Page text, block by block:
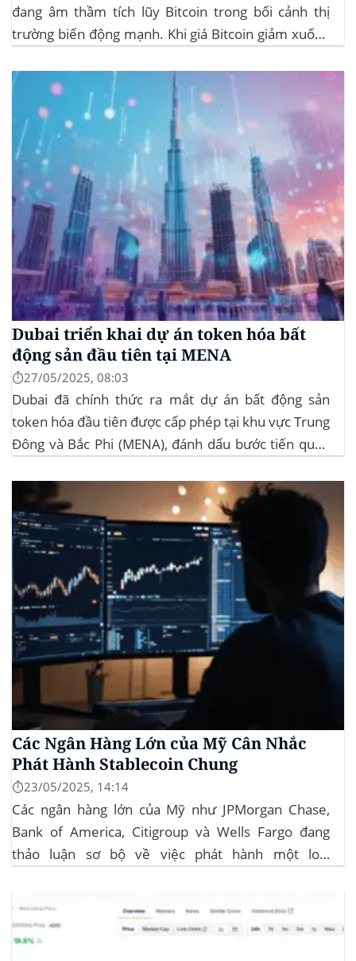
đang âm thầm tích lũy Bitcoin trong bối cảnh thị
trường biến động mạnh. Khi giá Bitcoin giảm xuống
khiến hơn 185 triệu USD vị thế mua bị xóa...
Dubai triển khai dự án token hóa bất
động sản đầu tiên tại MENA
⏱️27/05/2025, 08:03
Dubai đã chính thức ra mắt dự án bất động sản
token hóa đầu tiên được cấp phép tại khu vực Trung
Đông và Bắc Phi (MENA), đánh dấu bước tiến quan
vào lĩnh vực bất động sản. Dự án này là...
Các Ngân Hàng Lớn của Mỹ Cân Nhắc
Phát Hành Stablecoin Chung
⏱️23/05/2025, 14:14
Các ngân hàng lớn của Mỹ như JPMorgan Chase,
Bank of America, Citigroup và Wells Fargo đang
thảo luận sơ bộ về việc phát hành một loại
tiền điện tử. Các...